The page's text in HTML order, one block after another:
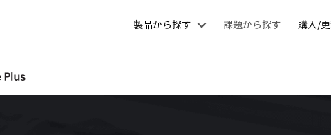
製品から探す 課題から探す 購入/